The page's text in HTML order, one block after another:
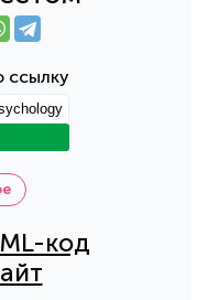
код
ссылку